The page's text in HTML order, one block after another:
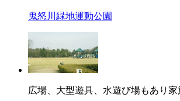
鬼怒川緑地運動公園
広場、大型遊具、水遊び場もあり家